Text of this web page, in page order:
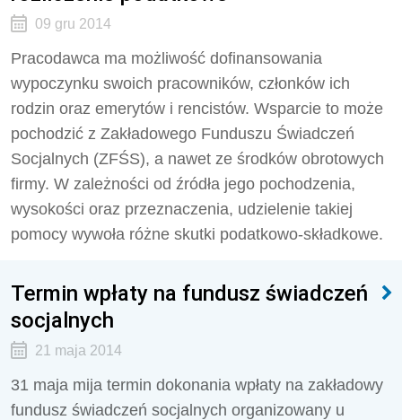
09 gru 2014
Pracodawca ma możliwość dofinansowania
wypoczynku swoich pracowników, członków ich
rodzin oraz emerytów i rencistów. Wsparcie to może
pochodzić z Zakładowego Funduszu Świadczeń
Socjalnych (ZFŚS), a nawet ze środków obrotowych
firmy. W zależności od źródła jego pochodzenia,
wysokości oraz przeznaczenia, udzielenie takiej
pomocy wywoła różne skutki podatkowo-składkowe.
Termin wpłaty na fundusz świadczeń
socjalnych
21 maja 2014
31 maja mija termin dokonania wpłaty na zakładowy
fundusz świadczeń socjalnych organizowany u